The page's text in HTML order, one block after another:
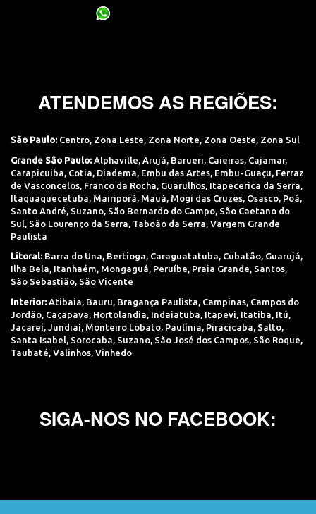
ATENDEMOS AS REGIÕES:
São Paulo: Centro, Zona Leste, Zona Norte, Zona Oeste, Zona Sul
Grande São Paulo: Alphaville Arujá Barueri Caieiras Cajamar,
Carapicuiba Cotia Diadema Embu das Artes Embu-Guaçu Ferraz
de Vasconcelos Franco da Rocha Guarulhos Itapecerica da Serra
Itaquaquecetuba Mairiporã Mauá Mogi das Cruzes Osasco Poá
Santo André Suzano São Bernardo do Campo São Caetano do
Sul São Lourenço da Serra Taboão da Serra Vargem Grande
Paulista
Litoral: Barra do Una, Bertioga, Caraguatatuba, Cubatão, Guarujá,
Ilha Bela, Itanhaém, Mongaguá, Peruíbe, Praia Grande, Santos,
São Sebastião, São Vicente
Interior: Atibaia Bauru Bragança Paulista Campinas Campos do
Jordão Caçapava Hortolandia Indaiatuba Itapevi Itatiba Itú
Jacareí
Jundiaí Monteiro Lobato Paulínia Piracicaba Salto
Santa Isabel Sorocaba Suzano São José dos Campos São Roque
Taubaté Valinhos Vinhedo
SIGA-NOS NO FACEBOOK: